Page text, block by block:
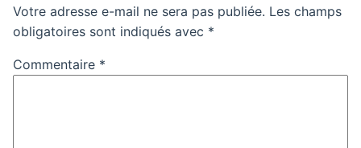
Votre adresse e-mail ne sera pas publiée. Les champs
obligatoires sont indiqués avec *
Commentaire *